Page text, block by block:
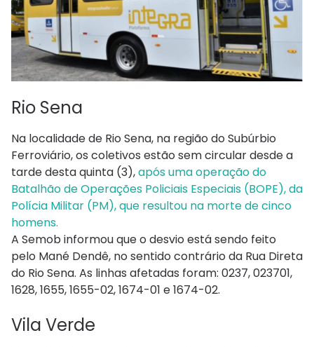
Rio Sena
Na localidade de Rio Sena, na região do Subúrbio
Ferroviário, os coletivos estão sem circular desde a
tarde desta quinta (3),após uma operação do
Batalhão de Operações Policiais Especiais (BOPE), da
Polícia Militar (PM), que resultou na morte de cinco
homens.
A Semob informou que o desvio está sendo feito
pelo Mané Dendê, no sentido contrário da Rua Direta
do Rio Sena. As linhas afetadas foram: 0237, 023701,
1628, 1655, 1655-02, 1674-01 e 1674-02.
Vila Verde